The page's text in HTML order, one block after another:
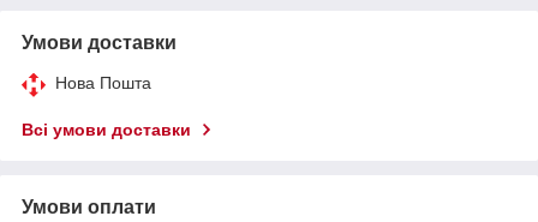
Умови доставки
Нова Пошта
Всі умови доставки
Умови оплати